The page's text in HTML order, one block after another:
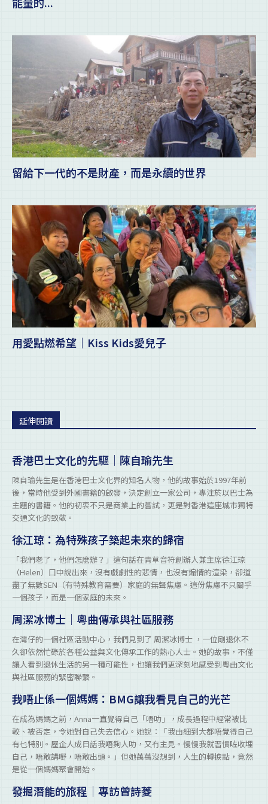
留給下一代的不是財產，而是永續的世界
用愛點燃希望｜Kiss Kids愛兒子
延伸閱讀
香港巴士文化的先驅｜陳自瑜先生
陳自瑜先生是在香港巴士文化界的知名人物，他的故事始於1997年前
後，當時他受到外國書籍的啟發，決定創立一家公司，專注於以巴士為
主題的書籍。他的初衷不只是商業上的嘗試，更是對香港這座城市獨特
交通文化的致敬。
徐江琼：為特殊孩子築起未來的歸宿
「我們老了，他們怎麼辦？」這句話在青草音符創辦人兼主席徐江琼
（Helen）口中說出來，沒有戲劇性的悲情，也沒有煽情的渲染，卻道
盡了無數SEN（有特殊教育需要）家庭的無聲焦慮。這份焦慮不只關乎
一個孩子，而是一個家庭的未來。
周潔冰博士｜粵曲傳承與社區服務
在灣仔的一個社區活動中心，我們見到了 周潔冰博士 ，一位剛退休不
久卻依然忙碌於各種公益與文化傳承工作的熱心人士。她的故事，不僅
讓人看到退休生活的另一種可能性，也讓我們更深刻地感受到粵曲文化
與社區服務的緊密聯繫。
我唔止係一個媽媽：BMG讓我看見自己的光芒
在成為媽媽之前，Anna一直覺得自己「唔叻」，成長過程中經常被比
較、被否定，令她對自己失去信心。她說：「我由細到大都唔覺得自己
有乜特別。屋企人成日話我唔夠人叻，又冇主見。慢慢我就習慣咗收埋
自己，唔敢講嘢，唔敢出頭。」但她萬萬沒想到，人生的轉捩點，竟然
是從一個媽媽聚會開始。
發掘潛能的旅程｜專訪曾詩菱